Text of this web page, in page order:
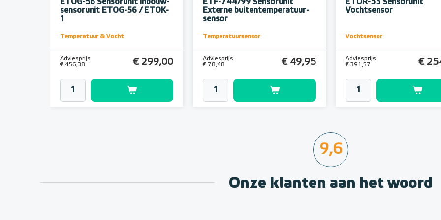
ETOG-56 Sensorunit Inbouw-
sensorunit ETOG-56 / ETOK-
1
Temperatuur & Vocht
Adviesprijs
€ 456,38
€ 299,00
ETF-744/99 Sensorunit
Externe buitentemperatuur-
sensor
Temperatuursensor
Adviesprijs
€ 78,48
€ 49,95
ETOR-55 Sensorunit
Vochtsensor
Vochtsensor
Adviesprijs
€ 391,57
€
9,6
Onze klanten aan het woord